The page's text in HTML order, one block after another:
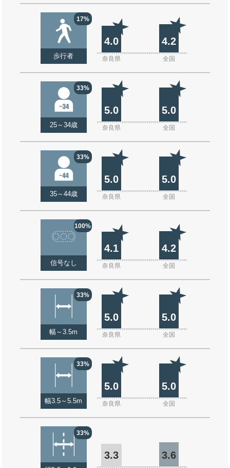
17%
歩行者
4.0 4.2
奈良県 全国
33%
25～34歳
5.0 5.0
奈良県 全国
33%
35～44歳
5.0 5.0
奈良県 全国
100%
信号なし
4.1 4.2
奈良県 全国
33%
幅～3.5m
5.0 5.0
奈良県 全国
33%
幅3.5～5.5m
5.0 5.0
奈良県 全国
33%
3.3 3.6